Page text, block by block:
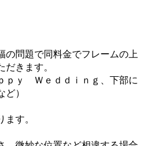
問題で同料金でフレームの上
きます。
Ｗｅｄｄｉｎｇ、下部に
）
す。